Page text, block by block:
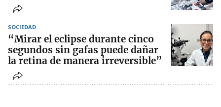
SOCIEDAD
“Mirar el eclipse durante cinco
segundos sin gafas puede dañar
la retina de manera irreversible”